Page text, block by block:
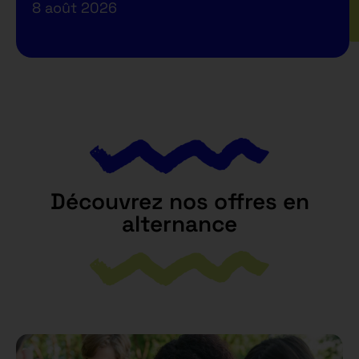
8 août 2026
Découvrez nos offres en
alternance